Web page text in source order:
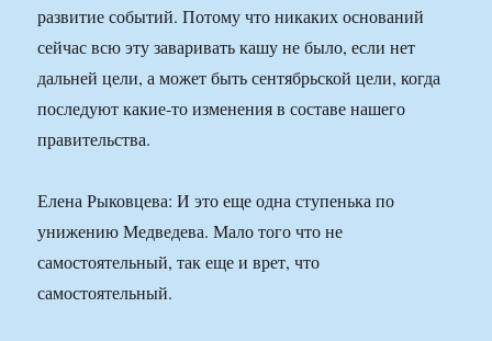
развитие событий. Потому что никаких оснований
сейчас всю эту заваривать кашу не было, если нет
дальней цели, а может быть сентябрьской цели, когда
последуют какие-то изменения в составе нашего
правительства.
Елена Рыковцева: И это еще одна ступенька по
унижению Медведева. Мало того что не
самостоятельный, так еще и врет, что
самостоятельный.